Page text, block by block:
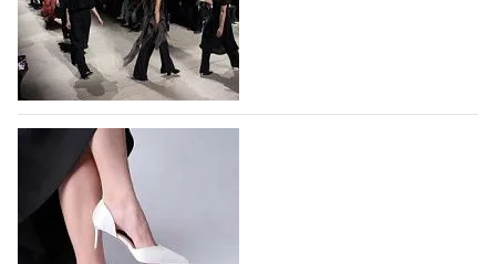
На участие в Московской неделе моды
подано 1047 заявок
На участие в седьмой Московской неделе моды,
которая пройдет в российской столице с 26 сентября